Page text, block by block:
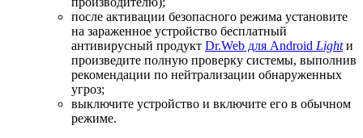
после активации безопасного режима установите
на зараженное устройство бесплатный
антивирусный продукт Dr.Web для Android Lightи
произведите полную проверку системы, выполнив
рекомендации по нейтрализации обнаруженных
угроз;
выключите устройство и включите его в обычном
режиме.